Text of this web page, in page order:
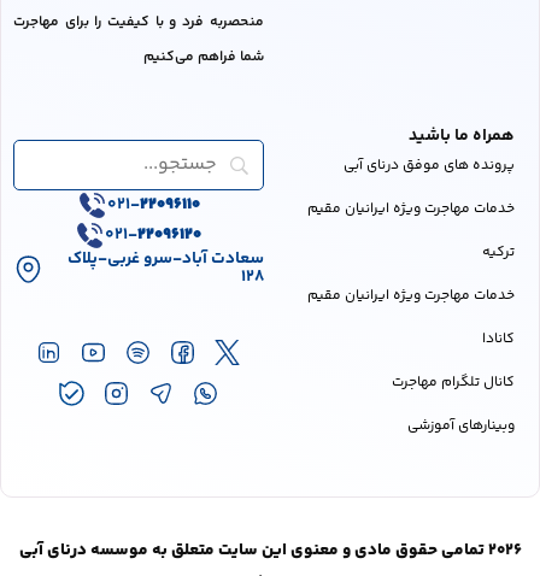
منحصربه فرد و با کیفیت را برای مهاجرت
شما فراهم می‌کنیم
همراه ما باشید
پرونده های موفق درنای آبی
خدمات مهاجرت ویژه ایرانیان مقیم
ترکیه
خدمات مهاجرت ویژه ایرانیان مقیم
کانادا
کانال تلگرام مهاجرت
وبینارهای آموزشی
021-22096110
021-22096120
سعادت آباد-سرو غربی-پلاک
128
2026 تمامی حقوق مادی و معنوی این سایت متعلق به موسسه درنای آبی